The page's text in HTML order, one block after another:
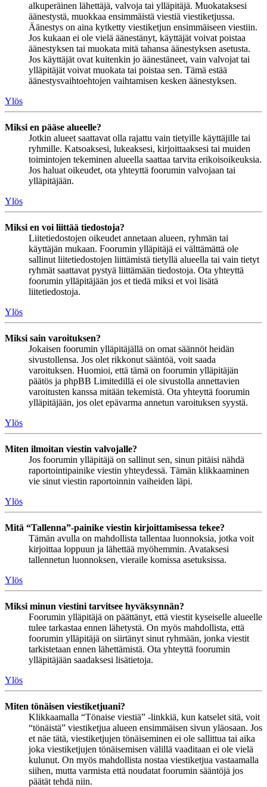
alkuperäinen lähettäjä, valvoja tai ylläpitäjä. Muokataksesi
äänestystä, muokkaa ensimmäistä viestiä viestiketjussa.
Äänestys on aina kytketty viestiketjun ensimmäiseen viestiin.
Jos kukaan ei ole vielä äänestänyt, käyttäjät voivat poistaa
äänestyksen tai muokata mitä tahansa äänestyksen asetusta.
Jos käyttäjät ovat kuitenkin jo äänestäneet, vain valvojat tai
ylläpitäjät voivat muokata tai poistaa sen. Tämä estää
äänestysvaihtoehtojen vaihtamisen kesken äänestyksen.
Ylös
Miksi en pääse alueelle?
Jotkin alueet saattavat olla rajattu vain tietyille käyttäjille tai
ryhmille. Katsoaksesi, lukeaksesi, kirjoittaaksesi tai muiden
toimintojen tekeminen alueella saattaa tarvita erikoisoikeuksia.
Jos haluat oikeudet, ota yhteyttä foorumin valvojaan tai
ylläpitäjään.
Ylös
Miksi en voi liittää tiedostoja?
Liitetiedostojen oikeudet annetaan alueen, ryhmän tai
käyttäjän mukaan. Foorumin ylläpitäjä ei välttämättä ole
sallinut liitetiedostojen liittämistä tietyllä alueella tai vain tietyt
ryhmät saattavat pystyä liittämään tiedostoja. Ota yhteyttä
foorumin ylläpitäjään jos et tiedä miksi et voi lisätä
liitetiedostoja.
Ylös
Miksi sain varoituksen?
Jokaisen foorumin ylläpitäjällä on omat säännöt heidän
sivustollensa. Jos olet rikkonut sääntöä, voit saada
varoituksen. Huomioi, että tämä on foorumin ylläpitäjän
päätös ja phpBB Limitedillä ei ole sivustolla annettavien
varoitusten kanssa mitään tekemistä. Ota yhteyttä foorumin
ylläpitäjään, jos olet epävarma annetun varoituksen syystä.
Ylös
Miten ilmoitan viestin valvojalle?
Jos foorumin ylläpitäjä on sallinut sen, sinun pitäisi nähdä
raportointipainike viestin yhteydessä. Tämän klikkaaminen
vie sinut viestin raportoinnin vaiheiden läpi.
Ylös
Mitä “Tallenna”-painike viestin kirjoittamisessa tekee?
Tämän avulla on mahdollista tallentaa luonnoksia, jotka voit
kirjoittaa loppuun ja lähettää myöhemmin. Avataksesi
tallennetun luonnoksen, vieraile komissa asetuksissa.
Ylös
Miksi minun viestini tarvitsee hyväksynnän?
Foorumin ylläpitäjä on päättänyt, että viestit kyseiselle alueelle
tulee tarkastaa ennen lähetystä. On myös mahdollista, että
foorumin ylläpitäjä on siirtänyt sinut ryhmään, jonka viestit
tarkistetaan ennen lähettämistä. Ota yhteyttä foorumin
ylläpitäjään saadaksesi lisätietoja.
Ylös
Miten tönäisen viestiketjuani?
Klikkaamalla “Tönaise viestiä” -linkkiä, kun katselet sitä, voit
“tönäistä” viestiketjua alueen ensimmäisen sivun yläosaan. Jos
et näe tätä, viestiketjujen tönäiseminen ei ole sallittua tai aika
joka viestiketjujen tönäisemisen välillä vaaditaan ei ole vielä
kulunut. On myös mahdollista nostaa viestiketjua vastaamalla
siihen, mutta varmista että noudatat foorumin sääntöjä jos
päätät tehdä niin.